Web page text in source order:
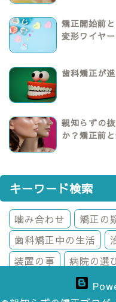
矯正開始前
変形ワイヤ
歯科矯正が
親知らずの
か？矯正前
キーワード検索
噛み合わせ 矯正の
歯科矯正中の生活
装置の事
病院の選